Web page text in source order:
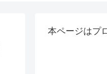
本ページはプ